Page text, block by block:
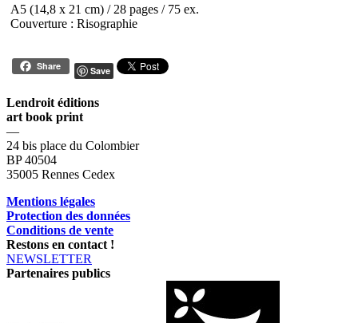
A5 (14,8 x 21 cm) / 28 pages / 75 ex.
Couverture : Risographie
Share Save
Lendroit éditions
art book print
—
24 bis place du Colombier
BP 40504
35005 Rennes Cedex
Mentions légales
Protection des données
Conditions de vente
Restons en contact !
NEWSLETTER
Partenaires publics